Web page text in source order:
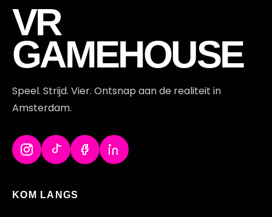
VR
GAMEHOUSE
Speel. Strijd. Vier. Ontsnap aan de realiteit in
Amsterdam.
KOM LANGS